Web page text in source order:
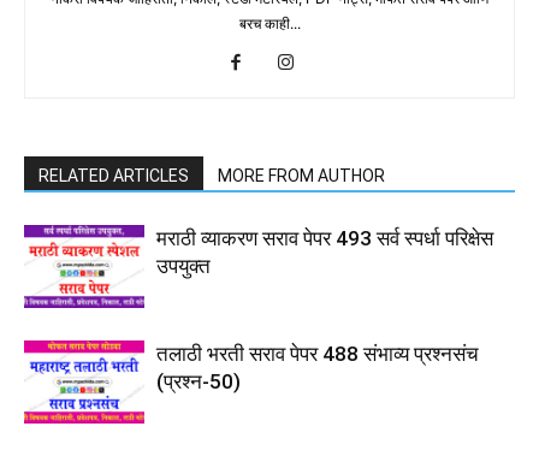
बरच काही...
RELATED ARTICLES MORE FROM AUTHOR
मराठी व्याकरण सराव पेपर 493 सर्व स्पर्धा परिक्षेस
उपयुक्त
तलाठी भरती सराव पेपर 488 संभाव्य प्रश्नसंच
(प्रश्न-50)